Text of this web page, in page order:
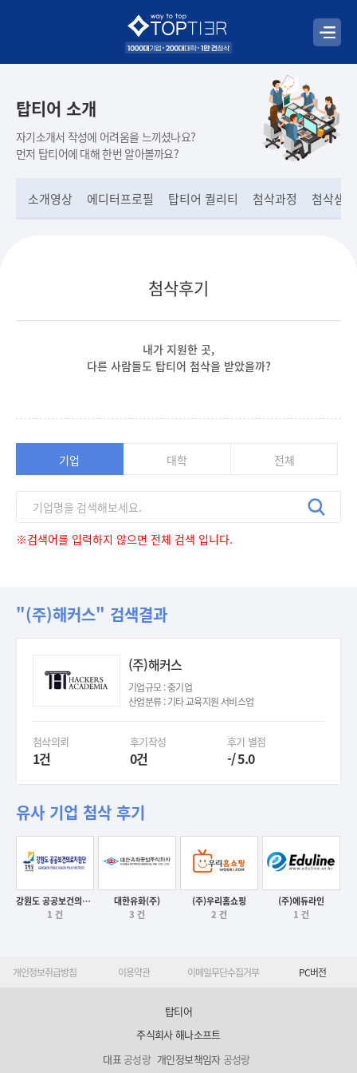
탑티어 소개
자기소개서 작성에 어려움을 느끼셨나요?
먼저 탑티어에 대해 한번 알아볼까요?
소개영상 에디터프로필 탑티어 퀄리티 첨삭과정 첨삭샘플
첨삭후기
내가 지원한 곳,
다른 사람들도 탑티어 첨삭을 받았을까?
기업 대학 전체
※검색어를 입력하지 않으면 전체 검색 입니다.
"(주)해커스" 검색결과
(주)해커스
기업규모 : 중기업
산업분류 : 기타 교육지원 서비스업
첨삭의뢰
1건
후기작성
0건
후기 별점
-/ 5.0
유사 기업 첨삭 후기
후기보기
강원도 공공보건의료지원단
1 건
후기보기
대한유화(주)
3 건
후기보기
(주)우리홈쇼핑
2 건
후기보기
(주)에듀라인
1 건
개인정보취급방침 이용약관 이메일무단수집거부 PC버전
탑티어
주식회사 해나소프트
대표공성랑 개인정보책임자공성랑